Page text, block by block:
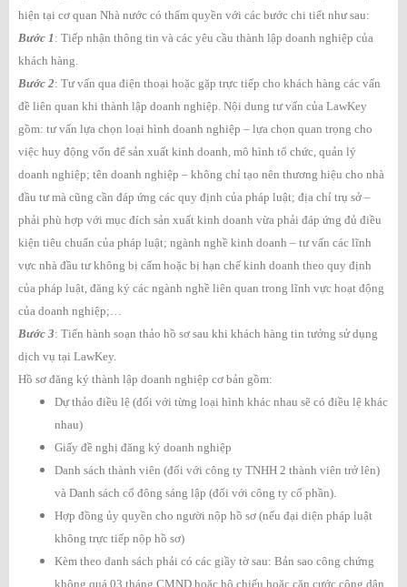
hiện tại cơ quan Nhà nước có thẩm quyền với các bước chi tiết như sau:
Bước 1 : Tiếp nhận thông tin và các yêu cầu thành lập doanh nghiệp của
khách hàng.
Bước 2: Tư vấn qua điện thoại hoặc gặp trực tiếp cho khách hàng các vấn
đề liên quan khi thành lập doanh nghiệp. Nội dung tư vấn của LawKey
gồm: tư vấn lựa chọn loại hình doanh nghiệp – lựa chọn quan trọng cho
việc huy động vốn để sản xuất kinh doanh, mô hình tổ chức, quản lý
doanh nghiệp; tên doanh nghiệp – không chỉ tạo nên thương hiệu cho nhà
đầu tư mà cũng cần đáp ứng các quy định của pháp luật; địa chỉ trụ sở –
phải phù hợp với mục đích sản xuất kinh doanh vừa phải đáp ứng đủ điều
kiện tiêu chuẩn của pháp luật; ngành nghề kinh doanh – tư vấn các lĩnh
vực nhà đầu tư không bị cấm hoặc bị hạn chế kinh doanh theo quy định
của pháp luật, đăng ký các ngành nghề liên quan trong lĩnh vực hoạt động
của doanh nghiệp;…
Bước 3: Tiến hành soạn thảo hồ sơ sau khi khách hàng tin tưởng sử dụng
dịch vụ tại LawKey.
Hồ sơ đăng ký thành lập doanh nghiệp cơ bản gồm:
Dự thảo điều lệ (đối với từng loại hình khác nhau sẽ có điều lệ khác
nhau)
Giấy đề nghị đăng ký doanh nghiệp
Danh sách thành viên (đối với công ty TNHH 2 thành viên trở lên)
và Danh sách cổ đông sáng lập (đối với công ty cổ phần).
Hợp đồng ủy quyền cho người nộp hồ sơ (nếu đại diện pháp luật
không trực tiếp nộp hồ sơ)
Kèm theo danh sách phải có các giầy tờ sau: Bản sao công chứng
không quá 03 tháng CMND hoặc hộ chiếu hoặc căn cước công dân